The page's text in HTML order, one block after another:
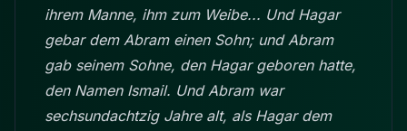
ihrem Manne, ihm zum Weibe... Und Hagar
gebar dem Abram einen Sohn; und Abram
gab seinem Sohne, den Hagar geboren hatte,
den Namen Ismail. Und Abram war
sechsundachtzig Jahre alt, als Hagar dem